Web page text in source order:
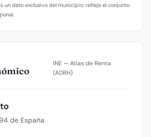
un dato exclusivo del municipio: refleja el conjunto
INE — Atlas de Renta
(ADRH)
de España